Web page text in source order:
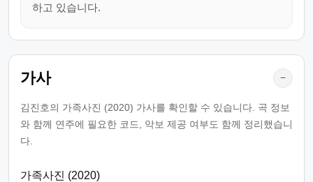
하고 있습니다.
가사 −
김진호의 가족사진 (2020) 가사를 확인할 수 있습니다. 곡 정보
와 함께 연주에 필요한 코드, 악보 제공 여부도 함께 정리했습니
다.
가족사진 (2020)